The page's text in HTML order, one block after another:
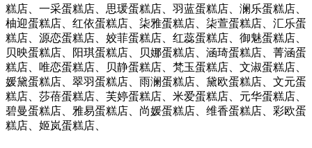
糕店、一采蛋糕店、思瑗蛋糕店、羽蓝蛋糕店、澜乐蛋糕店、
柚迎蛋糕店、红依蛋糕店、柒雅蛋糕店、柒萱蛋糕店、汇乐蛋
糕店、源恋蛋糕店、姣菲蛋糕店、红蕊蛋糕店、御魅蛋糕店、
贝映蛋糕店、阳琪蛋糕店、贝娜蛋糕店、涵琦蛋糕店、菁涵蛋
糕店、唯恋蛋糕店、贝静蛋糕店、梵玉蛋糕店、文淑蛋糕店、
媛黛蛋糕店、翠羽蛋糕店、雨澜蛋糕店、黛欧蛋糕店、文元蛋
糕店、莎蓓蛋糕店、芙婷蛋糕店、米爱蛋糕店、元华蛋糕店、
碧曼蛋糕店、雅易蛋糕店、尚媛蛋糕店、维香蛋糕店、彩欧蛋
糕店、姬岚蛋糕店、